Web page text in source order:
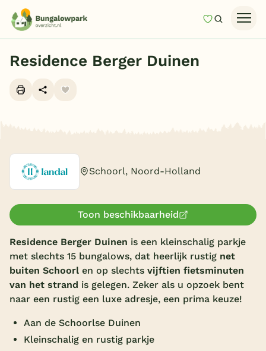
MijnZoeken
Last minutes
Onze vakantiegidsen
Subtropisch zwembad
Overdekt zwembad
Wildwaterbaan
Indoor speeltuin
Residence Berger Duinen
Schoorl, Noord-Holland
Toon beschikbaarheid
Residence Berger Duinen is een kleinschalig parkje
met slechts 15 bungalows, dat heerlijk rustig net
buiten Schoorl en op slechts vijftien fietsminuten
van het strand is gelegen. Zeker als u opzoek bent
naar een rustig een luxe adresje, een prima keuze!
Aan de Schoorlse Duinen
Kleinschalig en rustig parkje